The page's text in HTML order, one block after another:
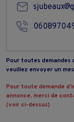
Pour toutes
veuillez envoyer un
Pour toute demande
annonce, merci de
(voir ci-dessus)